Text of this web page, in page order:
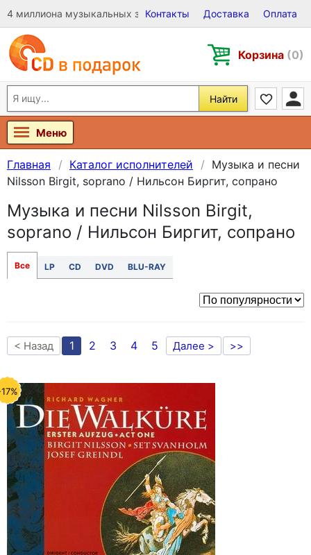
4 миллиона музыкальных записей на Виниле, CD и DVD
Контакты Доставка Оплата
Корзина (0)
Найти
Меню
Главная Каталог исполнителей
Музыка и песни
Nilsson Birgit, soprano / Нильсон Биргит, сопрано
Музыка и песни Nilsson Birgit,
soprano / Нильсон Биргит, сопрано
Все LP CD DVD BLU-RAY
< Назад 1 2 3 4 5 Далее > >>